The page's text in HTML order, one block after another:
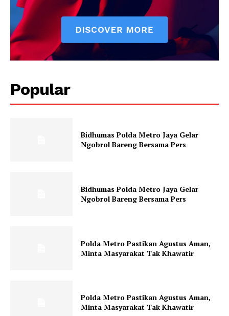
About
Contact us
Subscription Plans
My account
Klinik Gigi Surabaya
Klinik Gigi Terdekat
Popular
Bidhumas Polda Metro Jaya Gelar
Ngobrol Bareng Bersama Pers
Bidhumas Polda Metro Jaya Gelar
Ngobrol Bareng Bersama Pers
Polda Metro Pastikan Agustus Aman,
Minta Masyarakat Tak Khawatir
Polda Metro Pastikan Agustus Aman,
Minta Masyarakat Tak Khawatir